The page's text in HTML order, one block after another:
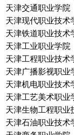
天津交通职业学院
天津现代职业技术
天津铁道职业技术
天津工业职业学院
天津工程职业技术
天津广播影视职业
天津机电职业技术
天津工艺美术职业
天津生物工程职业
天津石油职业技术